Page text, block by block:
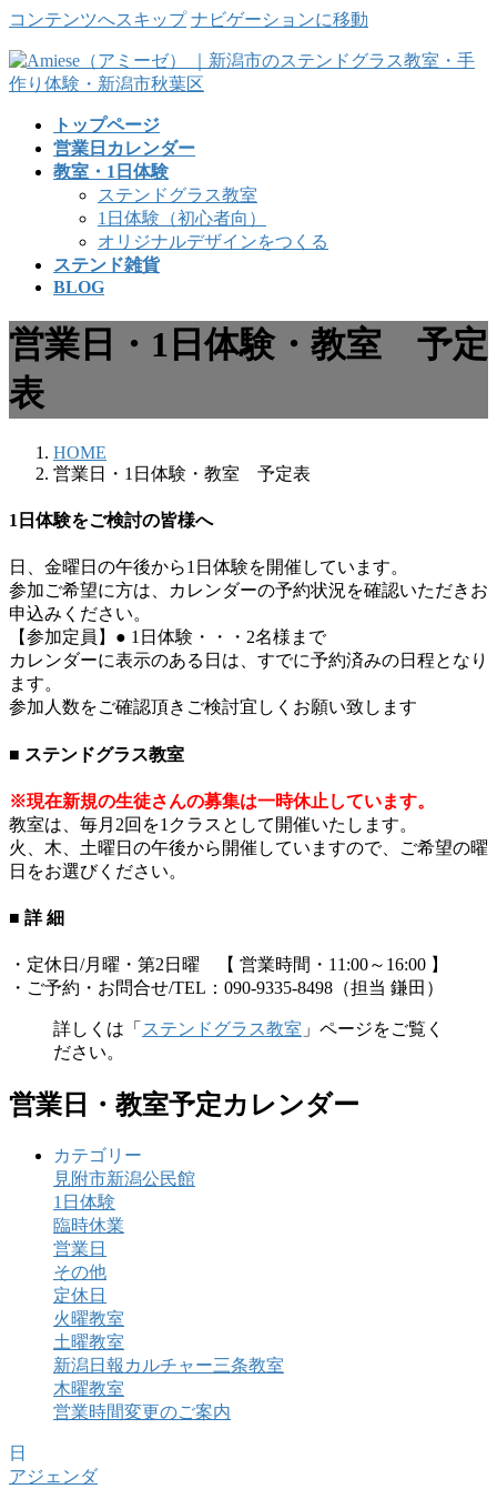
コンテンツへスキップ ナビゲーションに移動
トップページ
営業日カレンダー
教室・1日体験
ステンドグラス教室
1日体験（初心者向）
オリジナルデザインをつくる
ステンド雑貨
BLOG
営業日・1日体験・教室 予定
表
HOME
営業日・1日体験・教室 予定表
1日体験をご検討の皆様へ
日、金曜日の午後から1日体験を開催しています。
参加ご希望に方は、カレンダーの予約状況を確認いただきお
申込みください。
【参加定員】● 1日体験・・・2名様まで
カレンダーに表示のある日は、すでに予約済みの日程となり
ます。
参加人数をご確認頂きご検討宜しくお願い致します
■ ステンドグラス教室
※現在新規の生徒さんの募集は一時休止しています。
教室は、毎月2回を1クラスとして開催いたします。
火、木、土曜日の午後から開催していますので、ご希望の曜
日をお選びください。
■ 詳 細
・定休日/月曜・第2日曜 【 営業時間・11:00～16:00 】
・ご予約・お問合せ/TEL：090-9335-8498（担当 鎌田）
詳しくは「 ステンドグラス教室 」ページをご覧く
ださい。
営業日・教室予定カレンダー
カテゴリー
見附市新潟公民館
1日体験
臨時休業
営業日
その他
定休日
火曜教室
土曜教室
新潟日報カルチャー三条教室
木曜教室
営業時間変更のご案内
日
アジェンダ